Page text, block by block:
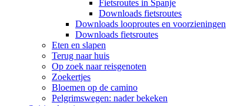
Fietsroutes in Spanje
Downloads fietsroutes
Downloads looproutes en voorzieningen
Downloads fietsroutes
Eten en slapen
Terug naar huis
Op zoek naar reisgenoten
Zoekertjes
Bloemen op de camino
Pelgrimswegen: nader bekeken